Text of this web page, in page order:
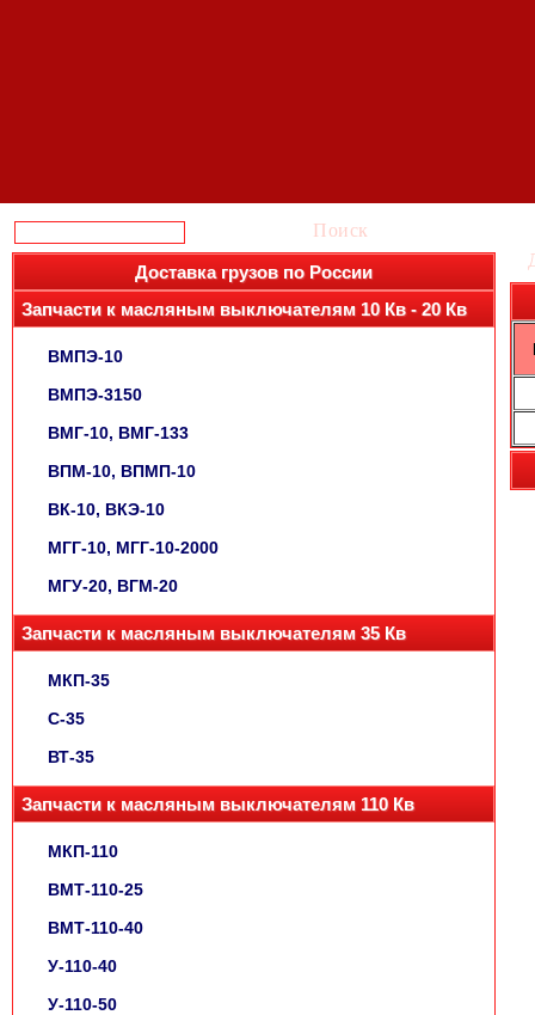
Поиск
Доставка грузов по России
Запчасти к масляным выключателям 10 Кв - 20 Кв
ВМПЭ-10
ВМПЭ-3150
ВМГ-10, ВМГ-133
ВПМ-10, ВПМП-10
ВК-10, ВКЭ-10
МГГ-10, МГГ-10-2000
МГУ-20, ВГМ-20
Запчасти к масляным выключателям 35 Кв
МКП-35
С-35
ВТ-35
Запчасти к масляным выключателям 110 Кв
МКП-110
ВМТ-110-25
ВМТ-110-40
У-110-40
У-110-50